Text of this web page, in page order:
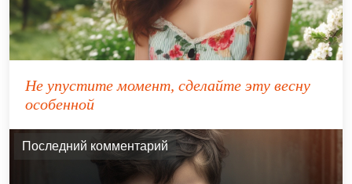
Не упустите момент, сделайте эту весну
особенной
Последний комментарий